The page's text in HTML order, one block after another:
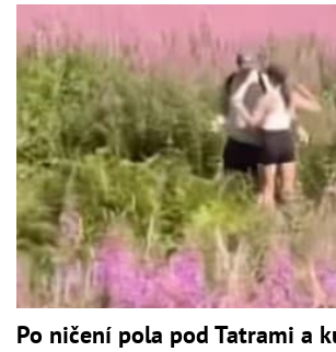
Po ničení pola pod Tatrami a